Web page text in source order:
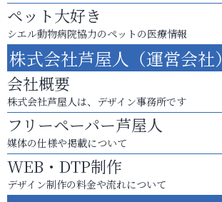
ペット大好き
シエル動物病院協力のペットの医療情報
株式会社芦屋人（運営会社）
会社概要
株式会社芦屋人は、デザイン事務所です
フリーペーパー芦屋人
媒体の仕様や掲載について
WEB・DTP制作
デザイン制作の料金や流れについて